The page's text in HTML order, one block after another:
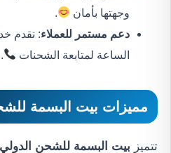
وجهتها بأمان
.
دعم مستمر للعملاء: نقدم
الساعة لمتابعة الشحنات
.
مميزات بيت البسمة
تتميز بيت البسمة للشحن الدولي